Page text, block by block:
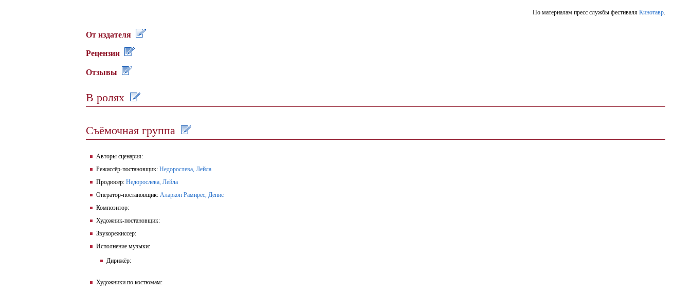
По материалам пресс службы фестиваля Кинотавр
От издателя
Рецензии
Отзывы
В ролях
Съёмочная группа
Авторы сценария:
Режиссёр-постановщик: Недорослева, Лейла
Продюсер: Недорослева, Лейла
Оператор-постановщик: Аларкон Рамирес, Денис
Композитор:
Художник-постановщик:
Звукорежиссер:
Исполнение музыки:
Дирижёр:
Художники по костюмам: